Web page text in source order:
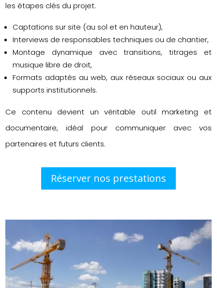
les étapes clés du projet.
Captations sur site (au sol et en hauteur),
Interviews de responsables techniques ou de chantier,
Montage dynamique avec transitions, titrages et
musique libre de droit,
Formats adaptés au web, aux réseaux sociaux ou aux
supports institutionnels.
Ce contenu devient un véritable outil marketing et
documentaire, idéal pour communiquer avec vos
partenaires et futurs clients.
Réserver nos prestations